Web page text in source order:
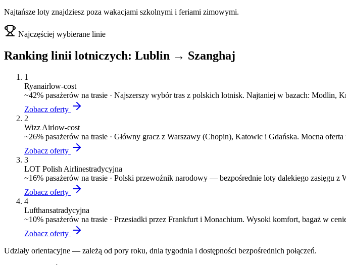
Najtańsze loty znajdziesz poza wakacjami szkolnymi i feriami zimowymi.
Najczęściej wybierane linie
Ranking linii lotniczych: Lublin → Szanghaj
1
Ryanairlow-cost
~42% pasażerów na trasie · Najszerszy wybór tras z polskich lotnisk. Najtaniej w bazach: Modlin,
Zobacz oferty
2
Wizz Airlow-cost
~26% pasażerów na trasie · Główny gracz z Warszawy (Chopin), Katowic i Gdańska. Mocna
Zobacz oferty
3
LOT Polish Airlinestradycyjna
~16% pasażerów na trasie · Polski przewoźnik narodowy — bezpośrednie loty dalekiego zasięgu z
Zobacz oferty
4
Lufthansatradycyjna
~10% pasażerów na trasie · Przesiadki przez Frankfurt i Monachium. Wysoki komfort, bagaż w
Zobacz oferty
Udziały orientacyjne — zależą od pory roku, dnia tygodnia i dostępności bezpośrednich połączeń.